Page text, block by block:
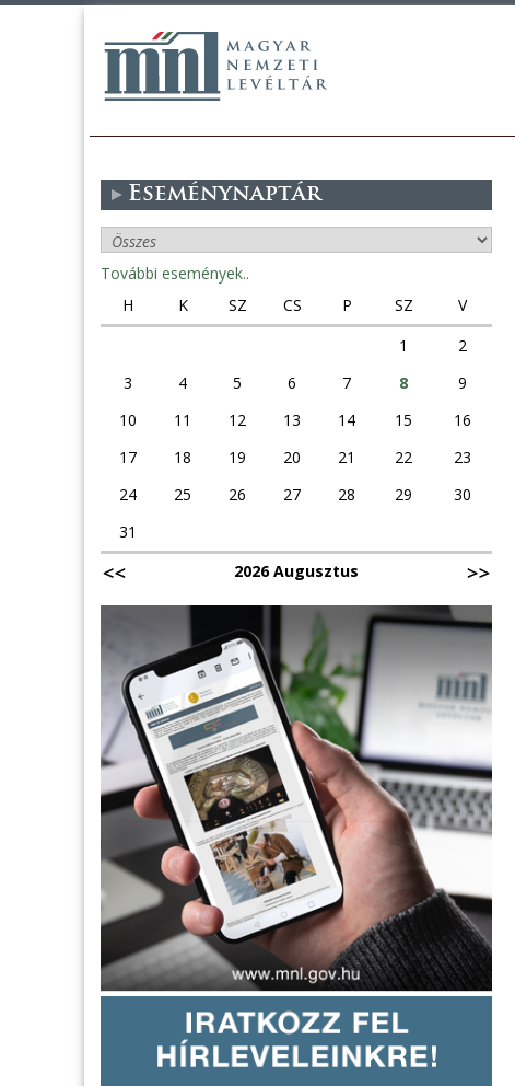
Eseménynaptár
További események..
H
K SZ CS P SZ
V
1
2
3
4 5 6 7 8
9
10
11 12 13 14 15
16
17
18 19 20 21 22
23
24
25 26 27 28 29
30
31
2026 Augusztus